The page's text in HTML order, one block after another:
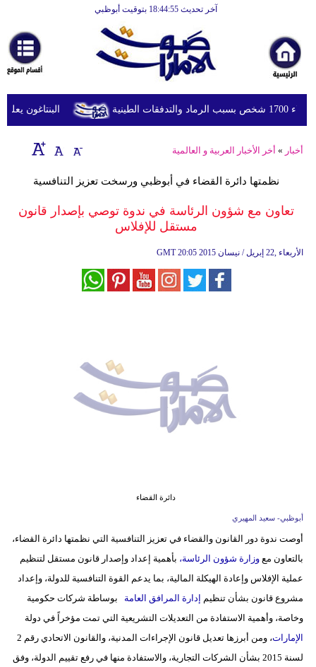
آخر تحديث 18:44:55 بتوقيت أبوظبي
أخبارعاجلة
رياضة
ثقافة
إقتصاد
أزياء
علوم
وتكنولوجيا
بيئة
مدوَّنات
البنتاغون يعلن
أخبار » أخر الأخبار العربية و العالمية
نظمتها دائرة القضاء في أبوظبي ورسخت تعزيز التنافسية
تعاون مع شؤون الرئاسة في ندوة توصي بإصدار قانون
مستقل للإفلاس
GMT 20:05 2015 الأربعاء ,22 إبريل / نيسان
دائرة القضاء
أبوظبي- سعيد المهيري
أوصت ندوة دور القانون والقضاء في تعزيز التنافسية التي نظمتها دائرة القضاء،
بالتعاون معوزارة شؤون الرئاسة، بأهمية إعداد وإصدار قانون مستقل لتنظيم
عملية الإفلاس وإعادة الهيكلة المالية، بما يدعم القوة التنافسية للدولة، وإعداد
مشروع قانون بشأن تنظيم إدارة المرافق العامة
بوساطة شركات حكومية
وخاصة، وأهمية الاستفادة من التعديلات التشريعية التي تمت مؤخراً في دولة
الإمارات
، ومن أبرزها تعديل قانون الإجراءات المدنية، والقانون الاتحادي رقم 2
لسنة 2015 بشأن الشركات التجارية، والاستفادة منها في رفع تقييم الدولة، وفق